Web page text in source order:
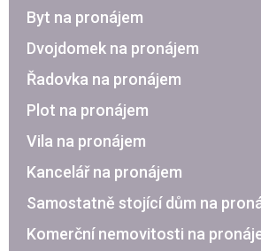
Byt na pronájem
Dvojdomek na pronájem
Řadovka na pronájem
Plot na pronájem
Vila na pronájem
Kancelář na pronájem
Samostatně stojící dům na
Komerční nemovitosti na